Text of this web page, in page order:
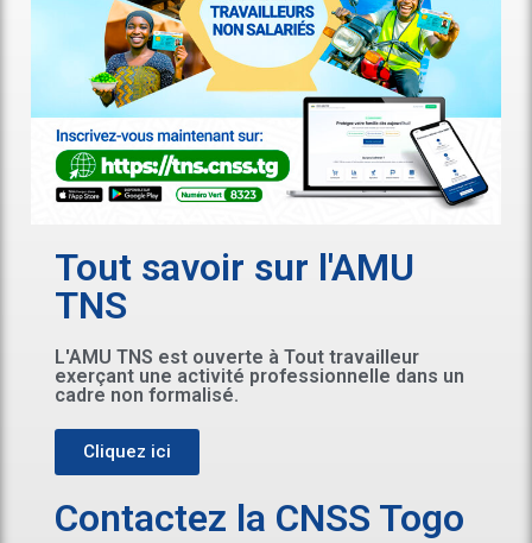
Tout savoir sur l'AMU
TNS
L'AMU TNS est ouverte à Tout travailleur
exerçant une activité professionnelle dans un
cadre non formalisé.
Cliquez ici
Contactez la CNSS Togo